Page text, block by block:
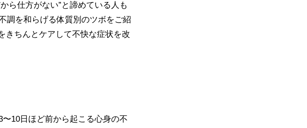
ら仕方がない”と諦めている人も
調を和らげる体質別のツボをご紹
きちんとケアして不快な症状を改
〜10日ほど前から起こる心身の不